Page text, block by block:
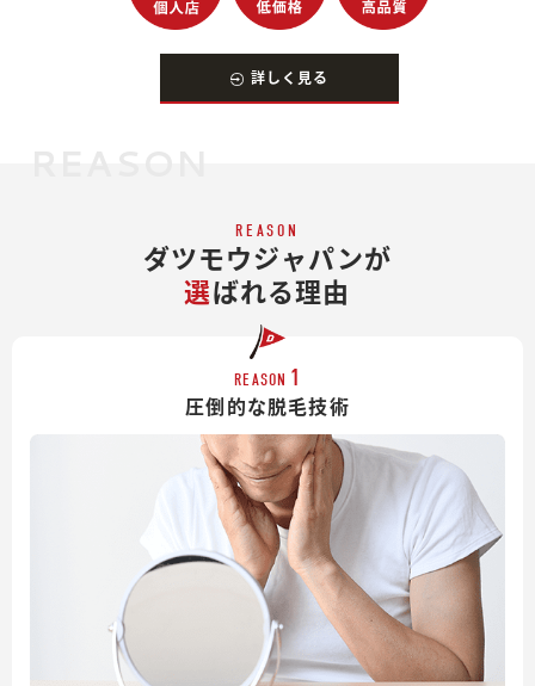
詳しく見る
REASON
ダツモウジャパンが
選ばれる理由
REASON 1
圧倒的な脱毛技術